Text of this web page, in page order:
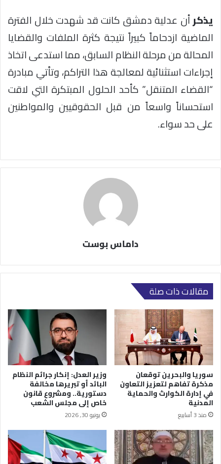
يذكرأن عدلية دمشق كانت قد شهدت خلال الفترة
الماضية ازدحاماً كبيراً نتيجة كثرة الملفات والقضايا
المحالة من مرحلة النظام السابق، مما استدعى اتخاذ
إجراءات استثنائية لمعالجة هذا التراكم، وتأتي مبادرة
“القضاء المتنقل” كأحد الحلول المبتكرة التي لاقت
استحساناً واسعاً من قبل الحقوقيين والمواطنين
على حد سواء.
داماس بوست
مقالات ذات صلة
سوريا والبحرين توقعان
مذكرة تفاهم لتعزيز التعاون
في إدارة الكوارث والحماية
المدنية
منذ 3 أسابيع
وزير العدل: إنكار جرائم النظام
البائد أو تبريرها مخالفة
دستورية.. ومشروع قانون
خاص إلى مجلس الشعب
يونيو 30, 2026